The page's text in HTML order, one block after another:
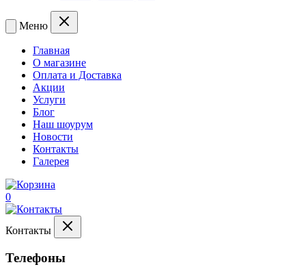
Меню
Главная
О магазине
Оплата и Доставка
Акции
Услуги
Блог
Наш шоурум
Новости
Контакты
Галерея
0
Контакты
Телефоны